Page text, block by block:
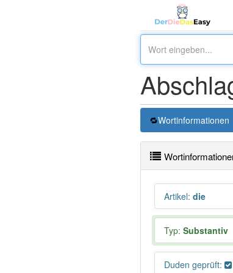
Wortinformationen
Artikel: die
Typ: Substantiv
Duden geprüft: